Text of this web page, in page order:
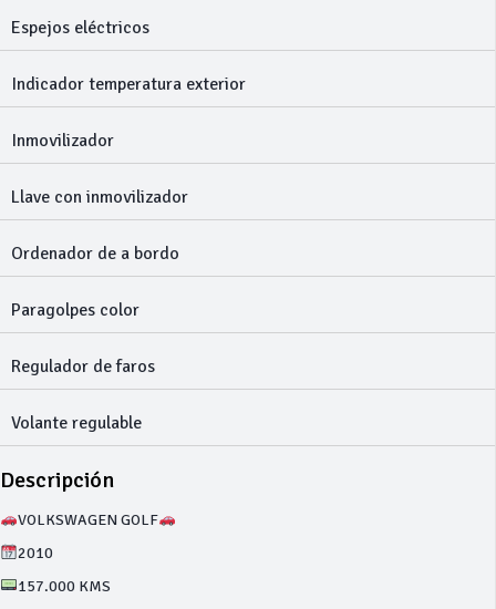
Espejos eléctricos
Indicador temperatura exterior
Inmovilizador
Llave con inmovilizador
Ordenador de a bordo
Paragolpes color
Regulador de faros
Volante regulable
Descripción
VOLKSWAGEN GOLF
2010
157.000 KMS